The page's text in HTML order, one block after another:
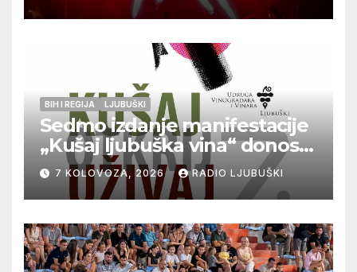
BIH I REGIJA LJUBUŠKI
Sedmo izdanje manifestacije
„Kušaj ljubuška vina“ donosi
vrhunska vina, gastronomiju i
glazbu
7 KOLOVOZA, 2026 RADIO LJUBUŠKI